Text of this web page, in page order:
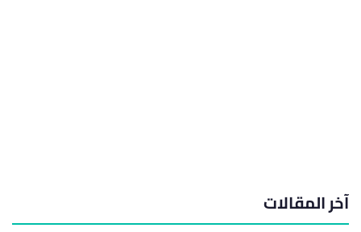
آخر المقالات